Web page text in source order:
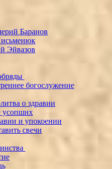
Баранов
Эйвазов
богослужение
о здравии
усопших
и упокоении
свечи